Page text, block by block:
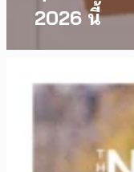
2026 นี้